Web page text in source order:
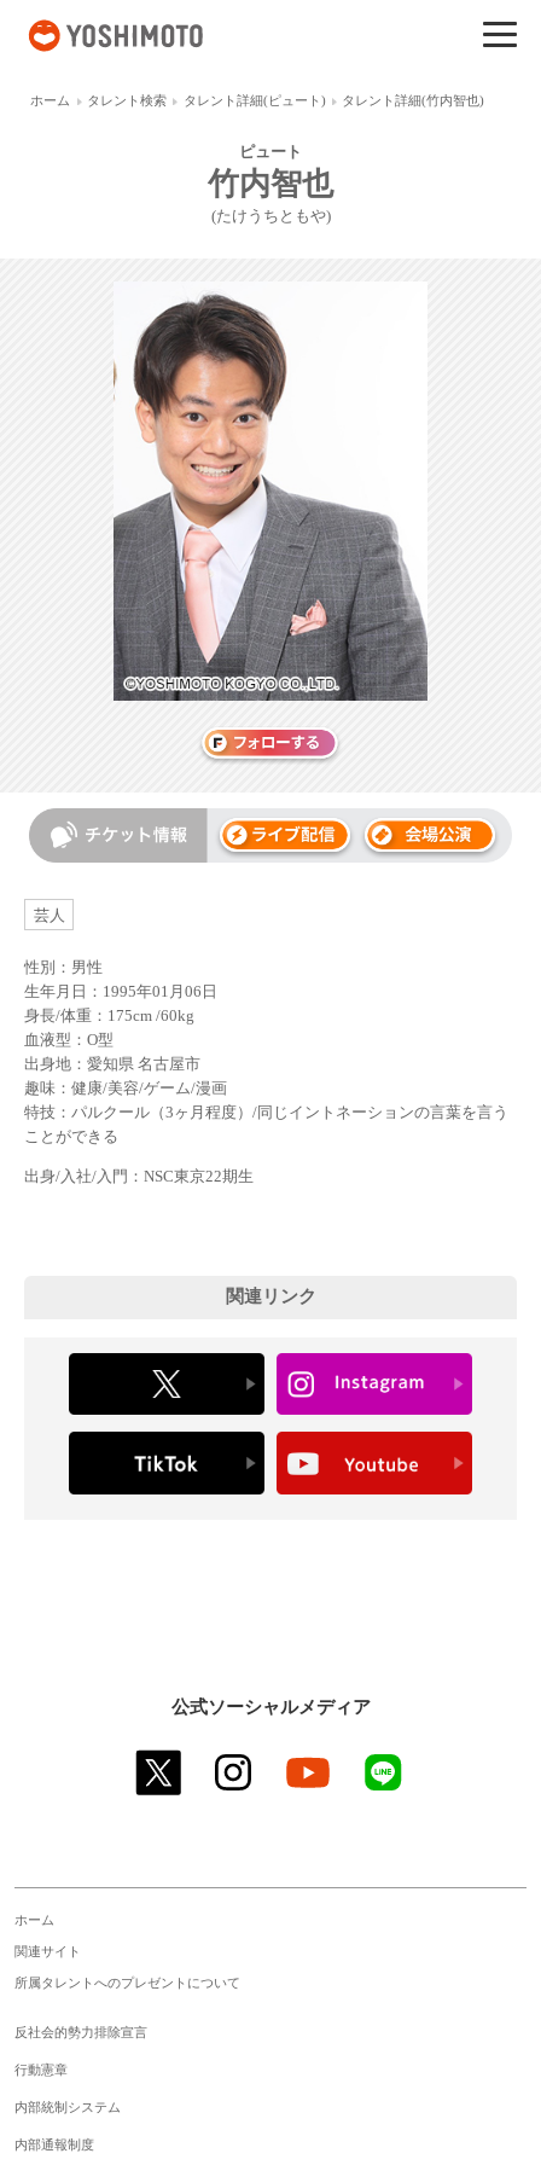
ホーム タレント検索 タレント詳細(ピュート) タレント詳細(竹内智也)
ピュート
竹内智也
(たけうちともや)
芸人
性別：男性
生年月日：1995年01月06日
身長/体重：175cm /60kg
血液型：O型
出身地：愛知県 名古屋市
趣味：健康/美容/ゲーム/漫画
特技：パルクール（3ヶ月程度）/同じイントネーションの言葉を言う
ことができる
出身/入社/入門：NSC東京22期生
関連リンク
公式ソーシャルメディア
twitter instagram youtube
ホーム
関連サイト
所属タレントへのプレゼントについて
反社会的勢力排除宣言
行動憲章
内部統制システム
内部通報制度